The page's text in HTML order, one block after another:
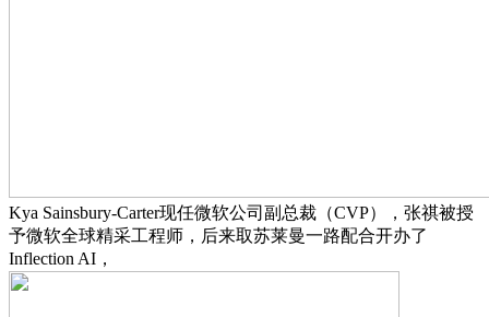
Kya Sainsbury-Carter现任微软公司副总裁（CVP），张祺被授
予微软全球精采工程师，后来取苏莱曼一路配合开办了
Inflection AI，